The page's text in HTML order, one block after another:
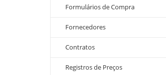
Formulários de Compra
Fornecedores
Contratos
Registros de Preços